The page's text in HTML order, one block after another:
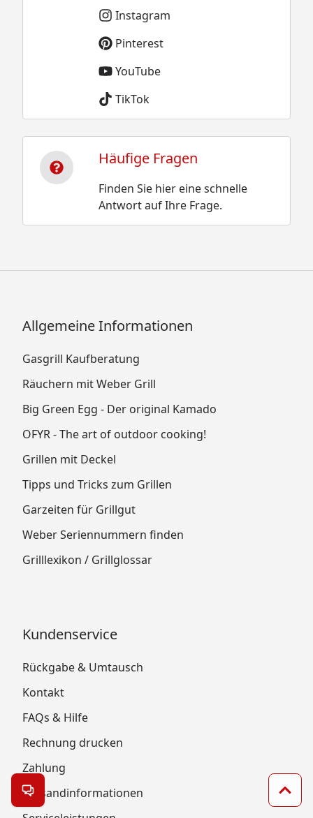
Instagram
Pinterest
YouTube
TikTok
Häufige Fragen
Finden Sie hier eine schnelle
Antwort auf Ihre Frage.
Allgemeine Informationen
Gasgrill Kaufberatung
Räuchern mit Weber Grill
Big Green Egg - Der original Kamado
OFYR - The art of outdoor cooking!
Grillen mit Deckel
Tipps und Tricks zum Grillen
Garzeiten für Grillgut
Weber Seriennummern finden
Grilllexikon / Grillglossar
Kundenservice
Rückgabe & Umtausch
Kontakt
FAQs & Hilfe
Rechnung drucken
Zahlung
Versandinformationen
Kontakt öffnen